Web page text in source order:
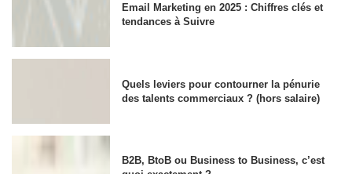
Email Marketing en 2025 : Chiffres clés et
tendances à Suivre
Quels leviers pour contourner la pénurie
des talents commerciaux ? (hors salaire)
B2B, BtoB ou Business to Business, c’est